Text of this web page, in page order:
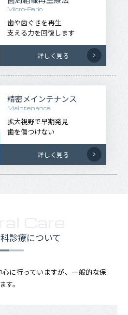
Micro-Perio
歯や歯ぐきを再生
支える力を回復します
詳しく見る
精密メインテナンス
Maintenance
拡大視野で早期発見
歯を傷つけない
詳しく見る
診療について
に行っていますが、一般的な保
す。